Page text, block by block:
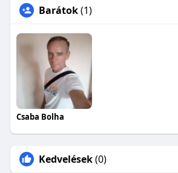
Barátok(1)
Csaba Bolha
Kedvelések(0)